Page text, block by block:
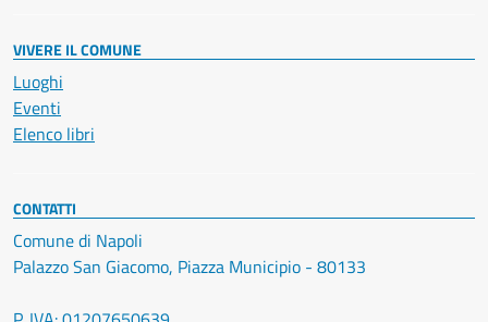
VIVERE IL COMUNE
Luoghi
Eventi
Elenco libri
CONTATTI
Comune di Napoli
Palazzo San Giacomo, Piazza Municipio - 80133